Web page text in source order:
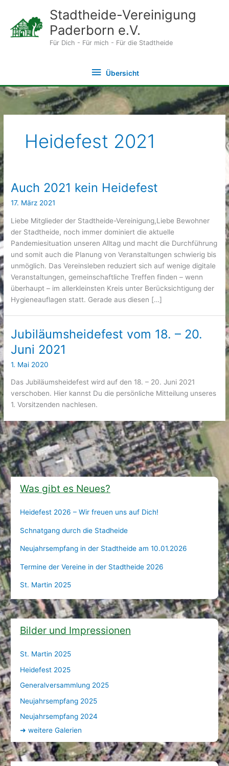
springen
Stadtheide-Vereinigung
Paderborn e.V.
Für Dich - Für mich - Für die Stadtheide
Übersicht
Übersicht
Heidefest 2021
Auch 2021 kein Heidefest
17. März 2021
Liebe Mitglieder der Stadtheide-Vereinigung,Liebe Bewohner
der Stadtheide, noch immer dominiert die aktuelle
Pandemiesituation unseren Alltag und macht die Durchführung
und somit auch die Planung von Veranstaltungen schwierig bis
unmöglich. Das Vereinsleben reduziert sich auf wenige digitale
Veranstaltungen, gemeinschaftliche Treffen finden – wenn
überhaupt – im allerkleinsten Kreis unter Berücksichtigung der
Hygieneauflagen statt. Gerade aus diesen […]
Jubiläumsheidefest vom 18. – 20.
Juni 2021
1. Mai 2020
Das Jubiläumsheidefest wird auf den 18. – 20. Juni 2021
verschoben. Hier kannst Du die persönliche Mitteilung unseres
1. Vorsitzenden nachlesen.
Was gibt es Neues?
Heidefest 2026 – Wir freuen uns auf Dich!
Schnatgang durch die Stadheide
Neujahrsempfang in der Stadtheide am 10.01.2026
Termine der Vereine in der Stadtheide 2026
St. Martin 2025
Bilder und Impressionen
St. Martin 2025
Heidefest 2025
Generalversammlung 2025
Neujahrsempfang 2025
Neujahrsempfang 2024
➜ weitere Galerien